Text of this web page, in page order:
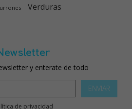
Verduras
y enterate de todo
ENVIAR
de privacidad